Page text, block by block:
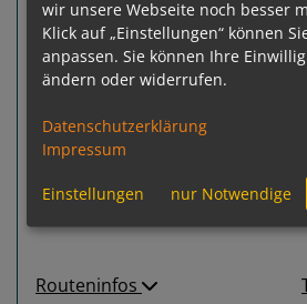
17.10.2026 - 22.10.2026
Leistungspakete
Routeninfos
wir unsere Webseite noch besser
Klick auf „Einstellungen“ können
anpassen. Sie können Ihre
ändern oder widerrufen.
Datenschutzerklärung
Impressum
Einstellungen nur Notwendige